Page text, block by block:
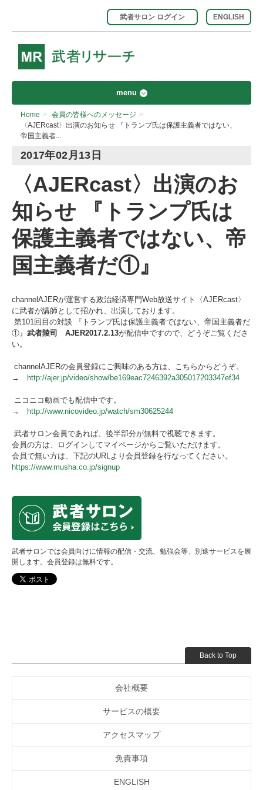
ENGLISH
武者サロン ログイン
menu
Home > 会員の皆様へのメッセージ >
〈AJERcast〉出演のお知らせ 『トランプ氏は保護主義者ではない、
帝国主義者...
2017年02月13日
〈AJERcast〉出演のお
知らせ 『トランプ氏は
保護主義者ではない、帝
国主義者だ①』
channelAJERが運営する政治経済専門Web放送サイト〈AJERcast〉
に武者が講師として招かれ、出演しております。
第101回目の対談 『トランプ氏は保護主義者ではない、帝国主義者だ
①』 武者陵司 AJER2017.2.13が配信中ですので、どうぞご覧くださ
い。
channelAJERの会員登録にご興味のある方は、こちらからどうぞ。
→
http://ajer.jp/video/show/be169eac7246392a305017203347ef34
ニコニコ動画でも配信中です。
→
http://www.nicovideo.jp/watch/sm30625244
武者サロン会員であれば、後半部分が無料で視聴できます。
会員の方は、ログインしてマイページからご覧いただけます。
会員で無い方は、下記のURLより会員登録を行なってください。
https://www.musha.co.jp/signup
武者サロンでは会員向けに情報の配信・交流、勉強会等、別途サービスを展
開します。会員登録は無料です。
Back to Top
会社概要
サービスの概要
アクセスマップ
免責事項
ENGLISH